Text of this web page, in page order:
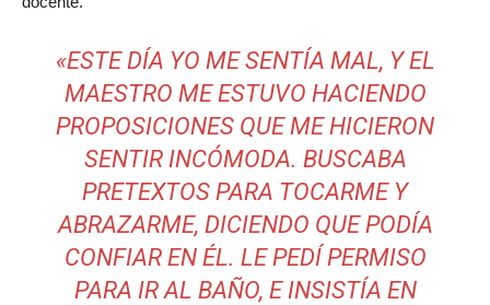
«ESTE DÍA YO ME SENTÍA MAL, Y EL
MAESTRO ME ESTUVO HACIENDO
PROPOSICIONES QUE ME HICIERON
SENTIR INCÓMODA. BUSCABA
PRETEXTOS PARA TOCARME Y
ABRAZARME, DICIENDO QUE PODÍA
CONFIAR EN ÉL. LE PEDÍ PERMISO
PARA IR AL BAÑO, E INSISTÍA EN